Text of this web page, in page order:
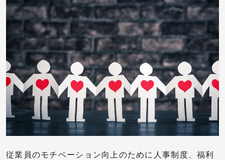
従業員のモチベーション向上のために人事制度、福利